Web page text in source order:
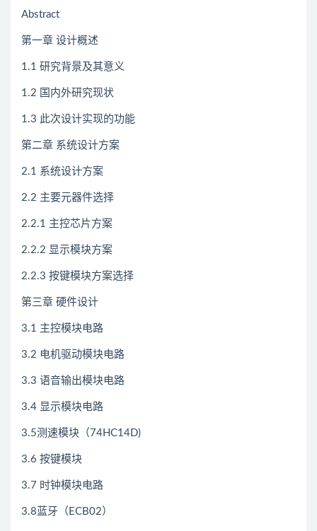
Abstract
第一章 设计概述
1.1 研究背景及其意义
1.2 国内外研究现状
1.3 此次设计实现的功能
第二章 系统设计方案
2.1 系统设计方案
2.2 主要元器件选择
2.2.1 主控芯片方案
2.2.2 显示模块方案
2.2.3 按键模块方案选择
第三章 硬件设计
3.1 主控模块电路
3.2 电机驱动模块电路
3.3 语音输出模块电路
3.4 显示模块电路
3.5测速模块（74HC14D)
3.6 按键模块
3.7 时钟模块电路
3.8蓝牙（ECB02）